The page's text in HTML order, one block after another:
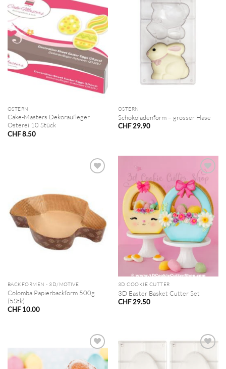
OSTERN
Cake-Masters Dekoraufleger
Osterei 10 Stück
CHF8.50
OSTERN
Schokoladenform – grosser Hase
CHF29.90
BACKFORMEN - 3D/MOTIVE
Colomba Papierbackform 500g
(5Stk)
CHF10.00
3D COOKIE CUTTER
3D Easter Basket Cutter Set
CHF29.50